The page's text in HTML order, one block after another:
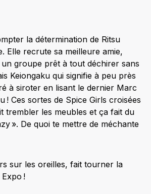
la détermination de Ritsu
Elle recrute sa meilleure amie,
groupe prêt à tout déchirer sans
Keiongaku qui signifie à peu près
à siroter en lisant le dernier Marc
! Ces sortes de Spice Girls croisées
trembler les meubles et ça fait du
». De quoi te mettre de méchante
sur les oreilles, fait tourner la
!